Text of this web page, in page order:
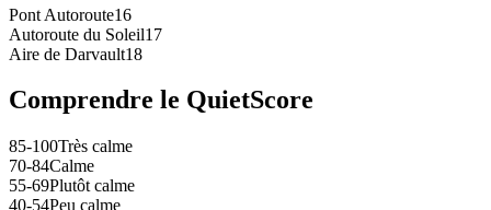
Pont Autoroute16
Autoroute du Soleil17
Aire de Darvault18
Comprendre le QuietScore
85-100Très calme
70-84Calme
55-69Plutôt calme
40-54Peu calme